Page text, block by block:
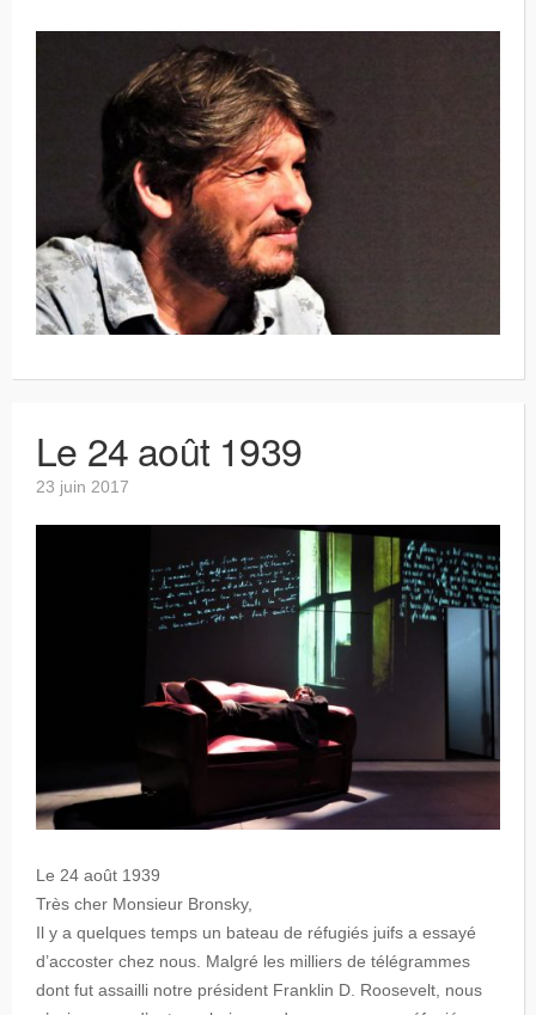
Le 24 août 1939
23 juin 2017
Le 24 août 1939
Très cher Monsieur Bronsky,
Il y a quelques temps un bateau de réfugiés juifs a essayé
d’accoster chez nous. Malgré les milliers de télégrammes
dont fut assailli notre président Franklin D. Roosevelt, nous